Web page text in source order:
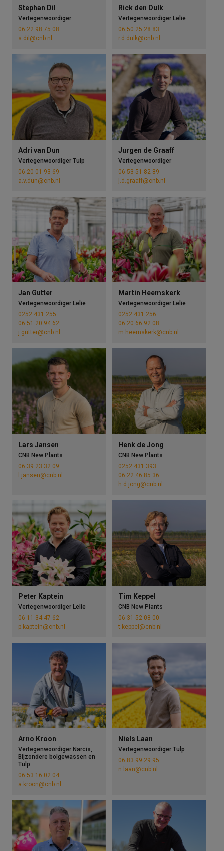
Stephan Dil
Vertegenwoordiger
06 22 98 75 08
s.dil@cnb.nl
Rick den Dulk
Vertegenwoordiger Lelie
06 50 25 28 83
r.d.dulk@cnb.nl
Adri van Dun
Vertegenwoordiger Tulp
06 20 01 93 69
a.v.dun@cnb.nl
Jurgen de Graaff
Vertegenwoordiger
06 53 51 82 89
j.d.graaff@cnb.nl
Jan Gutter
Vertegenwoordiger Lelie
0252 431 255
06 51 20 94 62
j.gutter@cnb.nl
Martin Heemskerk
Vertegenwoordiger Lelie
0252 431 256
06 20 66 92 08
m.heemskerk@cnb.nl
Lars Jansen
CNB New Plants
06 39 23 32 09
l.jansen@cnb.nl
Henk de Jong
CNB New Plants
0252 431 393
06 22 46 85 36
h.d.jong@cnb.nl
Peter Kaptein
Vertegenwoordiger Lelie
06 11 34 47 62
p.kaptein@cnb.nl
Tim Keppel
CNB New Plants
06 31 52 08 00
t.keppel@cnb.nl
Arno Kroon
Vertegenwoordiger Narcis,
Bijzondere bolgewassen en
Tulp
06 53 16 02 04
a.kroon@cnb.nl
Niels Laan
Vertegenwoordiger Tulp
06 83 99 29 95
n.laan@cnb.nl